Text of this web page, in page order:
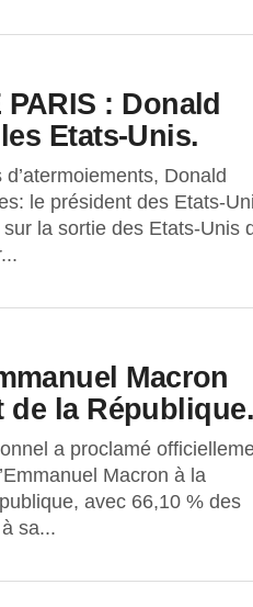
PARIS : Donald
Etats-Unis.
Donald
le président des Etats-
sur la sortie des Etats-Unis
Macron
de la République.
a proclamé
Macron à la
avec 66,10 % des
sa...